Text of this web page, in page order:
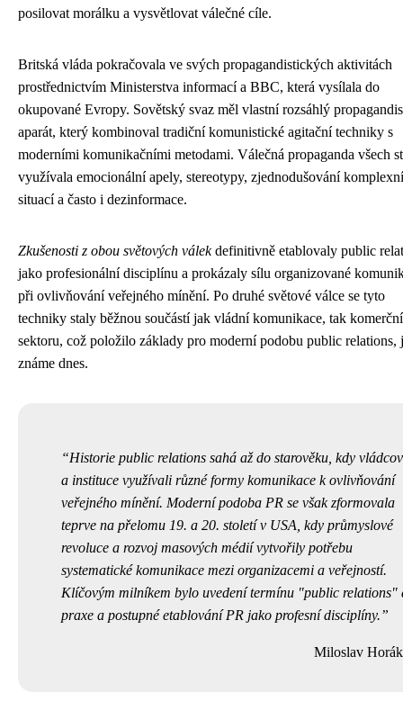
posilovat morálku a vysvětlovat válečné cíle.
Britská vláda pokračovala ve svých propagandistických aktivitách
prostřednictvím Ministerstva informací a BBC, která vysílala do
okupované Evropy. Sovětský svaz měl vlastní rozsáhlý
aparát, který kombinoval tradiční komunistické agitační techniky s
moderními komunikačními metodami. Válečná propaganda všech
využívala emocionální apely, stereotypy, zjednodušování
situací a často i dezinformace.
Zkušenosti z obou světových válekdefinitivně etablovaly public
jako profesionální disciplínu a prokázaly sílu organizované
při ovlivňování veřejného mínění. Po druhé světové válce se tyto
techniky staly běžnou součástí jak vládní komunikace, tak
sektoru, což položilo základy pro moderní podobu public relations,
známe dnes.
Historie public relations sahá až do starověku, kdy
a instituce využívali různé formy komunikace k ovlivňování
veřejného mínění. Moderní podoba PR se však zformovala
teprve na přelomu 19. a 20. století v USA, kdy průmyslové
revoluce a rozvoj masových médií vytvořily potřebu
systematické komunikace mezi organizacemi a veřejností.
Klíčovým milníkem bylo uvedení termínu "public relations"
praxe a postupné etablování PR jako profesní disciplíny.
Miloslav Horák